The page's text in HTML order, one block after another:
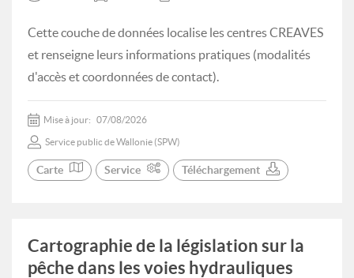
Cette couche de données localise les centres CREAVES
et renseigne leurs informations pratiques (modalités
d'accès et coordonnées de contact).
Mise à jour: 07/08/2026
Service public de Wallonie (SPW)
Carte Service Téléchargement
Cartographie de la législation sur la
pêche dans les voies hydrauliques